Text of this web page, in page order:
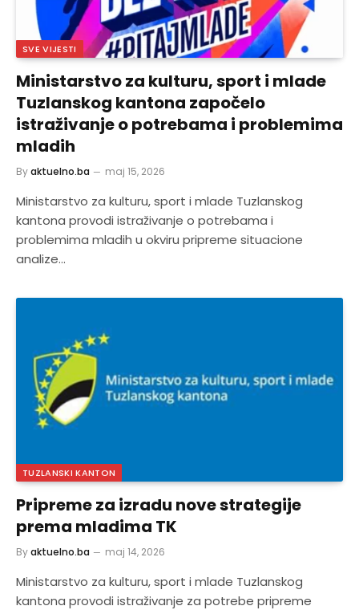
SVE VIJESTI
Ministarstvo za kulturu, sport i mlade
Tuzlanskog kantona započelo
istraživanje o potrebama i problemima
mladih
Byaktuelno.ba maj 15, 2026
Ministarstvo za kulturu, sport i mlade Tuzlanskog
kantona provodi istraživanje o potrebama i
problemima mladih u okviru pripreme situacione
analize…
TUZLANSKI KANTON
Pripreme za izradu nove strategije
prema mladima TK
Byaktuelno.ba maj 14, 2026
Ministarstvo za kulturu, sport i mlade Tuzlanskog
kantona provodi istraživanje za potrebe pripreme